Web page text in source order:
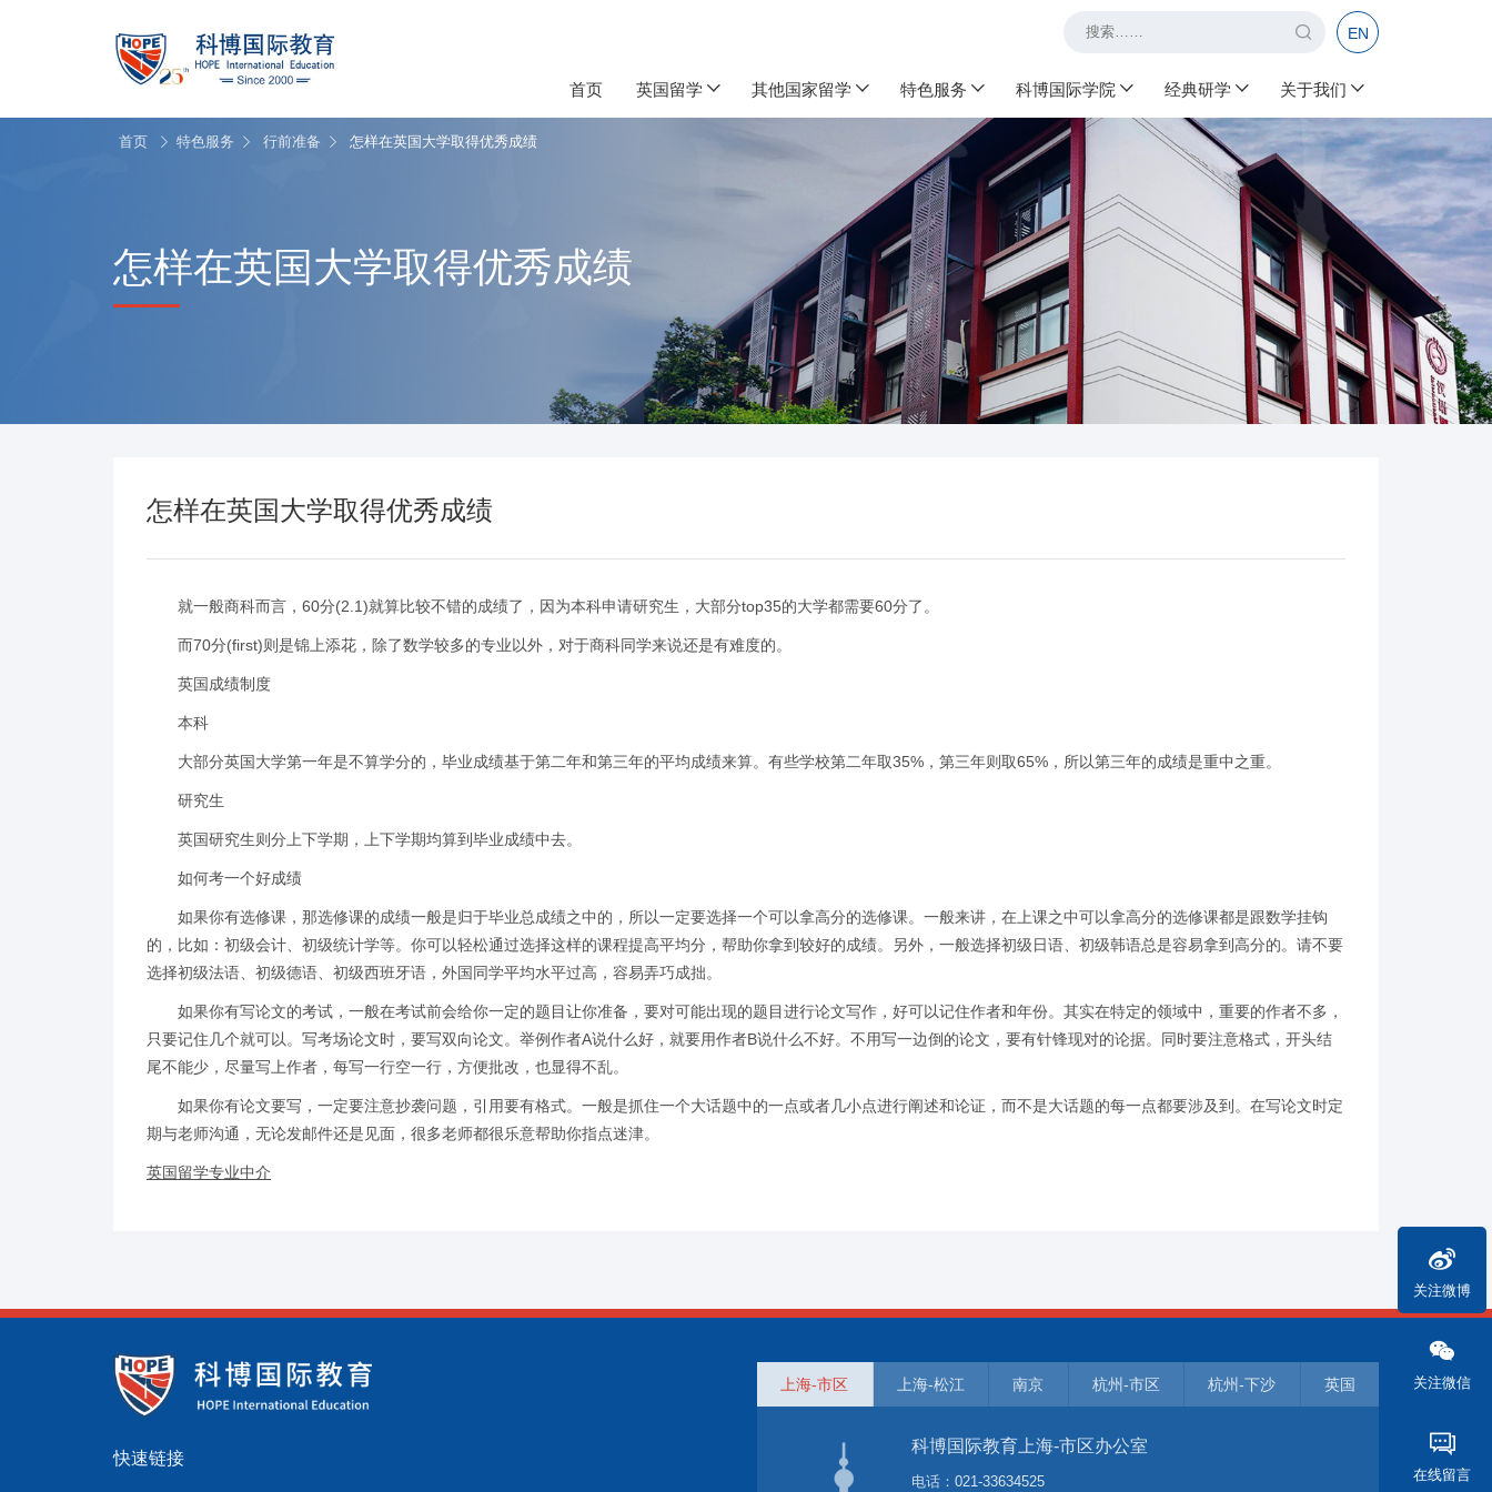
EN
首页 英国留学 其他国家留学 特色服务 科博国际学院 经典研学 关于我们
首页 特色服务 行前准备 怎样在英国大学取得优秀成绩
怎样在英国大学取得优秀成绩
怎样在英国大学取得优秀成绩
就一般商科而言，60分(2.1)就算比较不错的成绩了，因为本科申请研究生，大部分top35的大学都需要60分了。
而70分(first)则是锦上添花，除了数学较多的专业以外，对于商科同学来说还是有难度的。
英国成绩制度
本科
大部分英国大学第一年是不算学分的，毕业成绩基于第二年和第三年的平均成绩来算。有些学校第二年取35%，第三年则取65%，所以第三年的成绩是重中之重。
研究生
英国研究生则分上下学期，上下学期均算到毕业成绩中去。
如何考一个好成绩
如果你有选修课，那选修课的成绩一般是归于毕业总成绩之中的，所以一定要选择一个可以拿高分的选修课。一般来讲，在上课之中可以拿高分的选修课都是跟数学挂钩
的，比如：初级会计、初级统计学等。你可以轻松通过选择这样的课程提高平均分，帮助你拿到较好的成绩。另外，一般选择初级日语、初级韩语总是容易拿到高分的。请不要
选择初级法语、初级德语、初级西班牙语，外国同学平均水平过高，容易弄巧成拙。
如果你有写论文的考试，一般在考试前会给你一定的题目让你准备，要对可能出现的题目进行论文写作，好可以记住作者和年份。其实在特定的领域中，重要的作者不多，
只要记住几个就可以。写考场论文时，要写双向论文。举例作者A说什么好，就要用作者B说什么不好。不用写一边倒的论文，要有针锋现对的论据。同时要注意格式，开头结
尾不能少，尽量写上作者，每写一行空一行，方便批改，也显得不乱。
如果你有论文要写，一定要注意抄袭问题，引用要有格式。一般是抓住一个大话题中的一点或者几小点进行阐述和论证，而不是大话题的每一点都要涉及到。在写论文时定
期与老师沟通，无论发邮件还是见面，很多老师都很乐意帮助你指点迷津。
英国留学专业中介
快速链接
上海-市区 上海-松江 南京 杭州-市区 杭州-下沙 英国
科博国际教育上海-市区办公室
电话： 021-33634525
关注微博
关注微信
在线留言